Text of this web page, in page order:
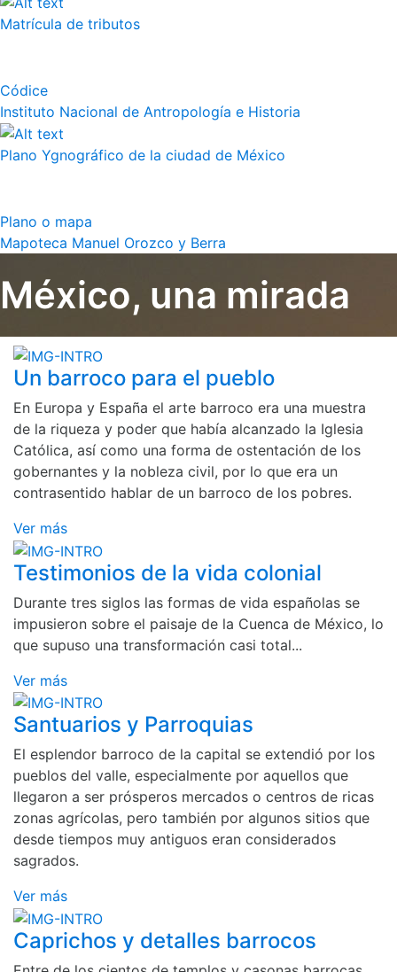
Matrícula de tributos
Códice
Instituto Nacional de Antropología e Historia
Plano Ygnográfico de la ciudad de México
Plano o mapa
Mapoteca Manuel Orozco y Berra
México, una mirada
Un barroco para el pueblo
En Europa y España el arte barroco era una muestra
de la riqueza y poder que había alcanzado la Iglesia
Católica, así como una forma de ostentación de los
gobernantes y la nobleza civil, por lo que era un
contrasentido hablar de un barroco de los pobres.
Ver más
Testimonios de la vida colonial
Durante tres siglos las formas de vida españolas se
impusieron sobre el paisaje de la Cuenca de México, lo
que supuso una transformación casi total...
Ver más
Santuarios y Parroquias
El esplendor barroco de la capital se extendió por los
pueblos del valle, especialmente por aquellos que
llegaron a ser prósperos mercados o centros de ricas
zonas agrícolas, pero también por algunos sitios que
desde tiempos muy antiguos eran considerados
sagrados.
Ver más
Caprichos y detalles barrocos